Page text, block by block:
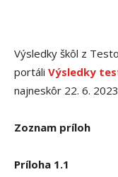
Výsledky škôl z
portáli Výsledky
najneskôr 22. 6.
Zoznam príloh
Príloha 1.1